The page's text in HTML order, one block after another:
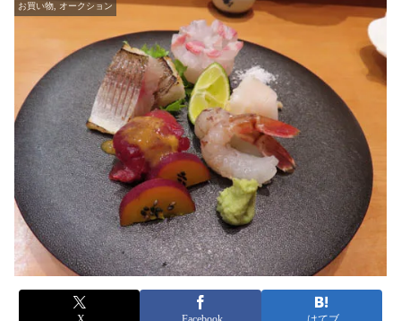
お買い物, オークション